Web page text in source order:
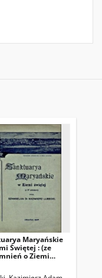
Maryańskie
Świętej : (ze
o Ziemi